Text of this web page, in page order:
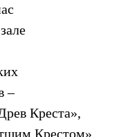
–
Креста»,
Крестом»